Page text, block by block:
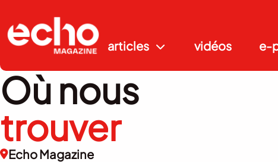
articles vidéos e-
Où nous
trouver
Echo Magazine